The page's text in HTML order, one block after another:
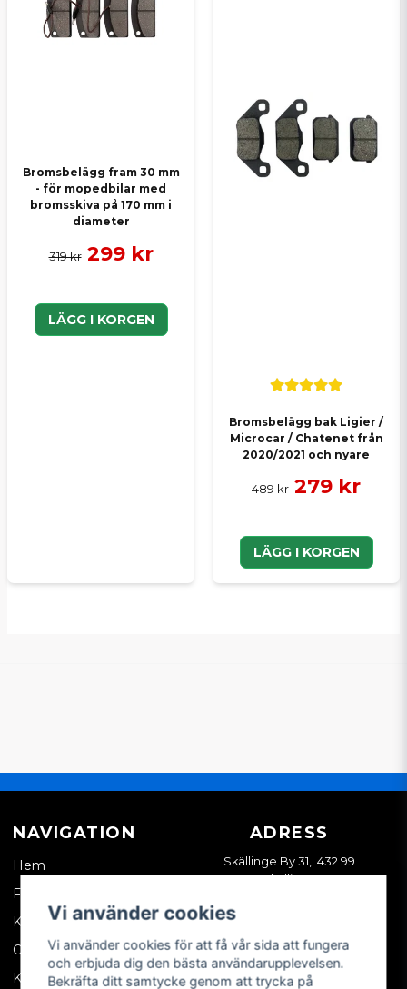
Bromsbelägg fram 30 mm
- för mopedbilar med
bromsskiva på 170 mm i
diameter
319 kr 299 kr
LÄGG I KORGEN
Bromsbelägg bak Ligier /
Microcar / Chatenet från
2020/2021 och nyare
489 kr 279 kr
LÄGG I KORGEN
NAVIGATION
Hem
Företagskund
Kontakta oss
Om oss
Köpvillkor
ADRESS
Skällinge By 31, 432 99
Skällinge
Vi använder cookies
Vi använder cookies för att få vår sida att fungera
och erbjuda dig den bästa användarupplevelsen.
Bekräfta ditt samtycke genom att trycka på